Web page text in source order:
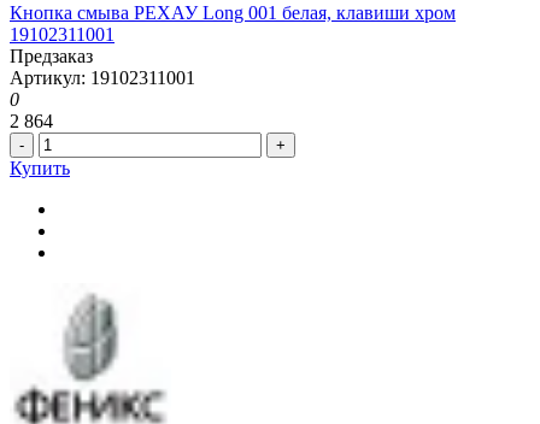
Кнопка смыва РЕХАУ Long 001 белая, клавиши хром
19102311001
Предзаказ
Артикул: 19102311001
0
2 864
- +
Купить